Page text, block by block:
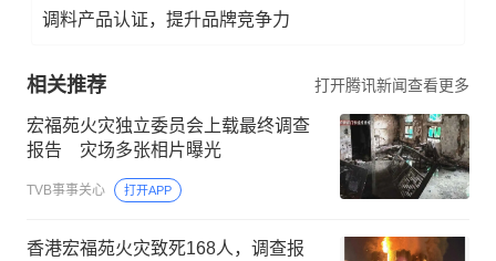
调料产品认证，提升品牌竞争力
相关推荐 打开腾讯新闻查看更多
宏福苑火灾独立委员会上载最终调查
报告 灾场多张相片曝光
TVB事事关心 打开APP
香港宏福苑火灾致死168人，调查报